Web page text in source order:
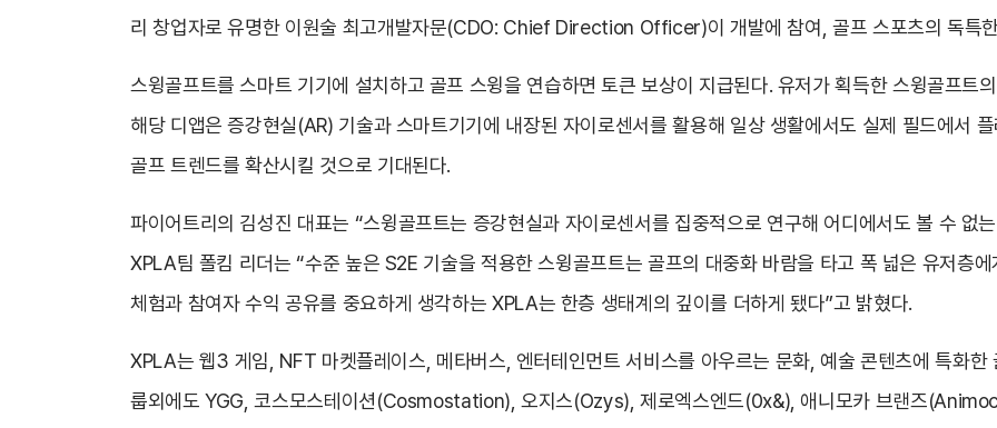
리 창업자로 유명한 이원술 최고개발자문(CDO: Chief Direction Officer)이 개발에 참여, 골프 스포츠의 독특
스윙골프트를 스마트 기기에 설치하고 골프 스윙을 연습하면 토큰 보상이 지급된다. 유저가 획득한 스윙골프트
해당 디앱은 증강현실(AR) 기술과 스마트기기에 내장된 자이로센서를 활용해 일상 생활에서도 실제 필드에서
골프 트렌드를 확산시킬 것으로 기대된다.
파이어트리의 김성진 대표는 “스윙골프트는 증강현실과 자이로센서를 집중적으로 연구해 어디에서도 볼 수 없
XPLA팀 폴킴 리더는 “수준 높은 S2E 기술을 적용한 스윙골프트는 골프의 대중화 바람을 타고 폭 넓은 유저층
체험과 참여자 수익 공유를 중요하게 생각하는 XPLA는 한층 생태계의 깊이를 더하게 됐다”고 밝혔다.
XPLA는 웹3 게임, NFT 마켓플레이스, 메타버스, 엔터테인먼트 서비스를 아우르는 문화, 예술 콘텐츠에 특화한
룹외에도 YGG, 코스모스테이션(Cosmostation), 오지스(Ozys), 제로엑스엔드(0x&), 애니모카 브랜즈